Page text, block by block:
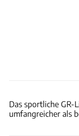
Das sportliche GR-
umfangreicher als